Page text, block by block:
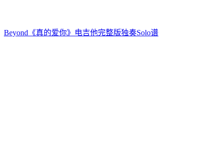
Beyond《真的爱你》电吉他完整版独奏Solo谱